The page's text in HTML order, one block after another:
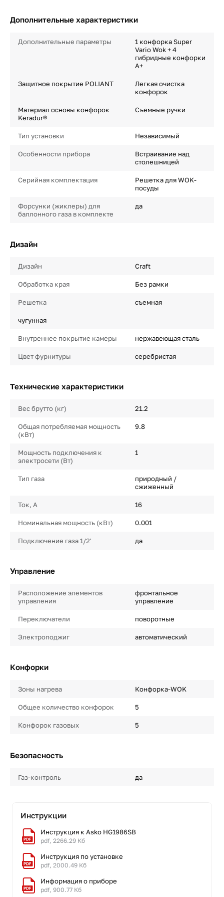
Дополнительные характеристики
Дополнительные параметры
1 конфорка Super
Vario Wok + 4
гибридные конфорки
А+
Защитное покрытие POLIANT
Легкая очистка
конфорок
Материал основы конфорок
Keradur®
Съемные ручки
Тип установки Независимый
Особенности прибора
Встраивание над
столешницей
Серийная комплектация
Решетка для WOK-
посуды
Форсунки (жиклеры) для
баллонного газа в комплекте
да
Дизайн
Дизайн Craft
Обработка края Без рамки
Решетка съемная
чугунная
Внутреннее покрытие камеры нержавеющая сталь
Цвет фурнитуры серебристая
Технические характеристики
Вес брутто (кг) 21.2
Общая потребляемая мощность
(кВт)
9.8
Мощность подключения к
электросети (Вт)
1
Тип газа
природный /
сжиженный
Ток, А 16
Номинальная мощность (кВт) 0.001
Подключение газа 1/2' да
Управление
Расположение элементов
управления
фронтальное
управление
Переключатели поворотные
Электроподжиг автоматический
Конфорки
Зоны нагрева Конфорка-WOK
Общее количество конфорок 5
Конфорок газовых 5
Безопасность
Газ-контроль да
Инструкции
Инструкция к Asko HG1986SB
pdf, 2266.29 Кб
Инструкция по установке
pdf, 2000.49 Кб
Информация о приборе
pdf, 900.77 Кб